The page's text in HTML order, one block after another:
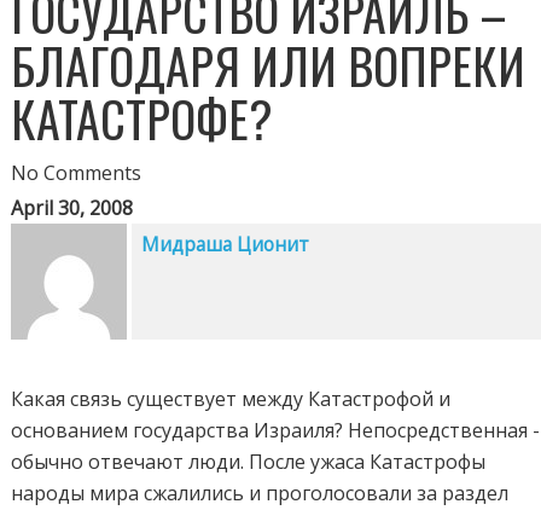
БЛАГОДАРЯ ИЛИ ВОПРЕКИ
КАТАСТРОФЕ?
No Comments
April 30, 2008
Мидраша Ционит
Какая связь существует между Катастрофой и
основанием государства Израиля? Непосредственная -
обычно отвечают люди. После ужаса Катастрофы
народы мира сжалились и проголосовали за раздел